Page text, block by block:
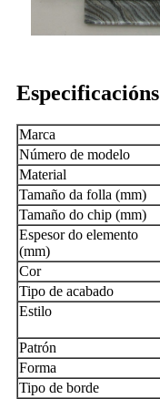
Especificacións
Marca
Número de modelo
Material
Tamaño da folla (mm)
Tamaño do chip (mm)
Espesor do elemento
(mm)
Cor
Tipo de acabado
Estilo
Patrón
Forma
Tipo de borde